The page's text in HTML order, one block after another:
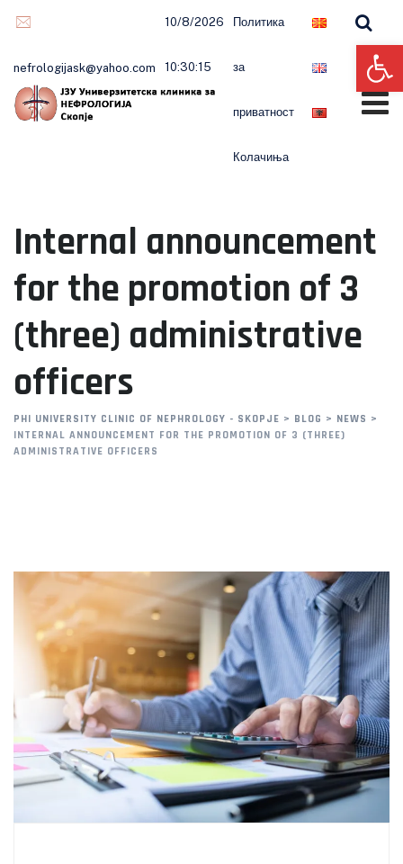
nefrologijask@yahoo.com
10/8/2026
10:30:16
Политика
за
приватност
Колачиња
Internal announcement
for the promotion of 3
(three) administrative
officers
PHI UNIVERSITY CLINIC OF NEPHROLOGY - SKOPJE > BLOG > NEWS >
INTERNAL ANNOUNCEMENT FOR THE PROMOTION OF 3 (THREE)
ADMINISTRATIVE OFFICERS